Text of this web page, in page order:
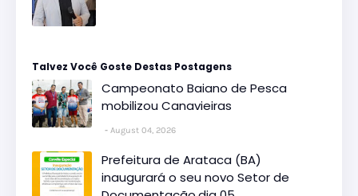
Talvez Você Goste Destas Postagens
Campeonato Baiano de Pesca
mobilizou Canavieiras
August 04, 2026
Prefeitura de Arataca (BA)
inaugurará o seu novo Setor de